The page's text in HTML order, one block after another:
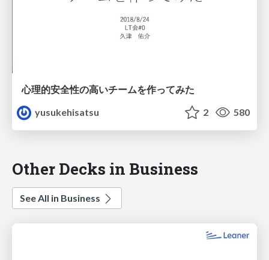
心理的安全性の高いチームを作ってみた
yusukehisatsu
2 580
Other Decks in Business
See All in Business